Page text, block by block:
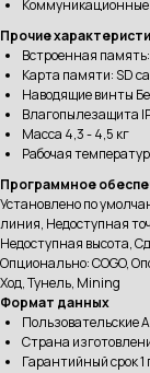
Коммуникационные
Прочие
Встроенная память:
Карта памяти: SD
Наводящие винты
Влагопылезащита
Масса 4,3 - 4,5 кг
Рабочая
Программное
Установлено по
линия, Недоступная
Недоступная высота,
Опционально: COGO,
Ход, Тунель, Mining
Формат данных
Пользовательские
Страна
Гарантийный срок 1